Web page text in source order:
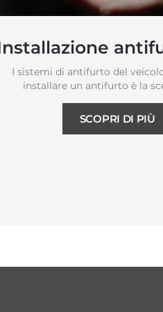
I sistemi di antifurto del
installare un antifurto è la
SCOPRI DI PIÙ